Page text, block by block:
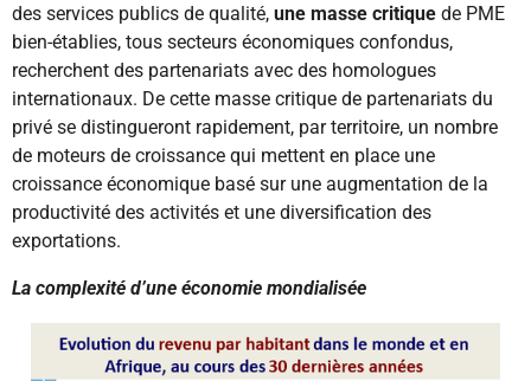
des services publics de qualité, une masse critique de PME
bien-établies, tous secteurs économiques confondus,
recherchent des partenariats avec des homologues
internationaux. De cette masse critique de partenariats du
privé se distingueront rapidement, par territoire, un nombre
de moteurs de croissance qui mettent en place une
croissance économique basé sur une augmentation de la
productivité des activités et une diversification des
exportations.
La complexité d’une économie mondialisée